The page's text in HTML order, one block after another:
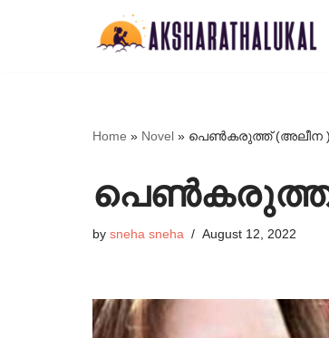
Home » Novel » പെൺകരുത്ത് (അലീന )
പെൺകരുത്ത്
by sneha sneha August 12, 2022